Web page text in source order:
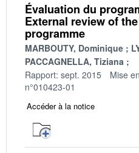
Évaluation du
External review of
programme
MARBOUTY, Dominique
PACCAGNELLA, Tiziana
Rapport: sept. 2015
Mise
n°010423-01
Accéder à la notice